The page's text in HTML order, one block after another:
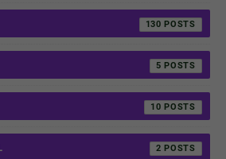
130
5
10
2